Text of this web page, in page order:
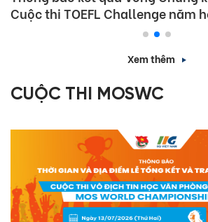
Cuộc thi TOEFL Challenge năm
Xem thêm
CUỘC THI MOSWC